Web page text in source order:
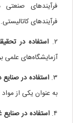
فرآیندهای
فرآیندهای کاتالیستی.
۲. استفاده در
آزمایشگاه‌های علمی
۳. استفاده در
به عنوان یکی از
۴. استفاده در صنایع